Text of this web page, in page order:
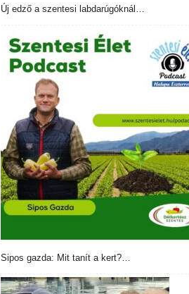
Új edző a szentesi labdarúgóknál…
Sipos gazda: Mit tanít a kert?…